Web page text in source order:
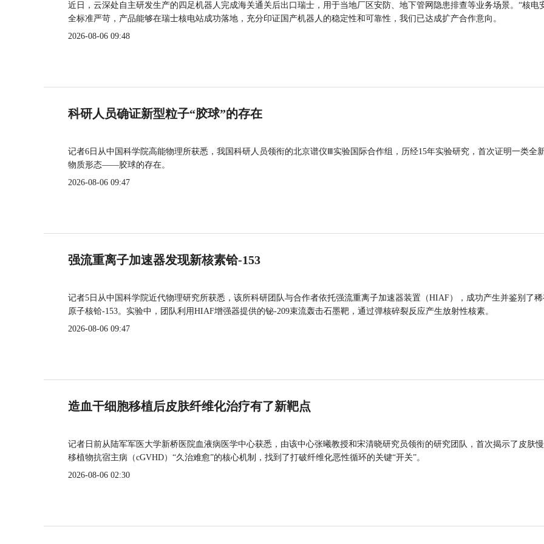
近日，云深处自主研发生产的四足机器人完成海关通关后出口瑞士，用于当地厂区安防、地下管网隐患排查等业务场景。“核电
全标准严苛，产品能够在瑞士核电站成功落地，充分印证国产机器人的稳定性和可靠性，我们已达成扩产合作意向。
2026-08-06 09:48
科研人员确证新型粒子“胶球”的存在
记者6日从中国科学院高能物理所获悉，我国科研人员领衔的北京谱仪Ⅲ实验国际合作组，历经15年实验研究，首次证明一类全
物质形态——胶球的存在。
2026-08-06 09:47
强流重离子加速器发现新核素铪-153
记者5日从中国科学院近代物理研究所获悉，该所科研团队与合作者依托强流重离子加速器装置（HIAF），成功产生并鉴别了
原子核铪-153。实验中，团队利用HIAF增强器提供的铋-209束流轰击石墨靶，通过弹核碎裂反应产生放射性核素。
2026-08-06 09:47
造血干细胞移植后皮肤纤维化治疗有了新靶点
记者日前从陆军军医大学新桥医院血液病医学中心获悉，由该中心张曦教授和宋清晓研究员领衔的研究团队，首次揭示了皮肤
移植物抗宿主病（cGVHD）“久治难愈”的核心机制，找到了打破纤维化恶性循环的关键“开关”。
2026-08-06 02:30